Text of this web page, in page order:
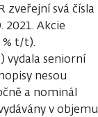
zveřejní svá čísla
Akcie
% t/t).
vydala seniorní
nesou
a nominál
v objemu